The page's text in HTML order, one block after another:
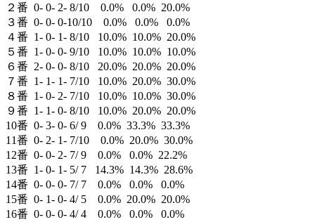
２番 0- 0- 2- 8/10 0.0% 0.0% 20.0%
３番 0- 0- 0-10/10 0.0% 0.0% 0.0%
４番 1- 0- 1- 8/10 10.0% 10.0% 20.0%
５番 1- 0- 0- 9/10 10.0% 10.0% 10.0%
６番 2- 0- 0- 8/10 20.0% 20.0% 20.0%
７番 1- 1- 1- 7/10 10.0% 20.0% 30.0%
８番 1- 0- 2- 7/10 10.0% 10.0% 30.0%
９番 1- 1- 0- 8/10 10.0% 20.0% 20.0%
10番 0- 3- 0- 6/ 9 0.0% 33.3% 33.3%
11番 0- 2- 1- 7/10 0.0% 20.0% 30.0%
12番 0- 0- 2- 7/ 9 0.0% 0.0% 22.2%
13番 1- 0- 1- 5/ 7 14.3% 14.3% 28.6%
14番 0- 0- 0- 7/ 7 0.0% 0.0% 0.0%
15番 0- 1- 0- 4/ 5 0.0% 20.0% 20.0%
16番 0- 0- 0- 4/ 4 0.0% 0.0% 0.0%